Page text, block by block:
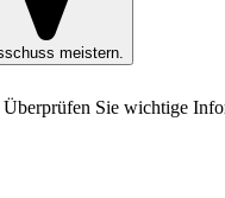
meistern.
Sie wichtige